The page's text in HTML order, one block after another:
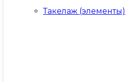
Такелаж (элементы)